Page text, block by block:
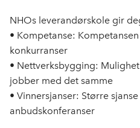
NHOs leverandørskole gir
• Kompetanse:
konkurranser
• Nettverksbygging:
jobber med det samme
• Vinnersjanser: Større
anbudskonferanser